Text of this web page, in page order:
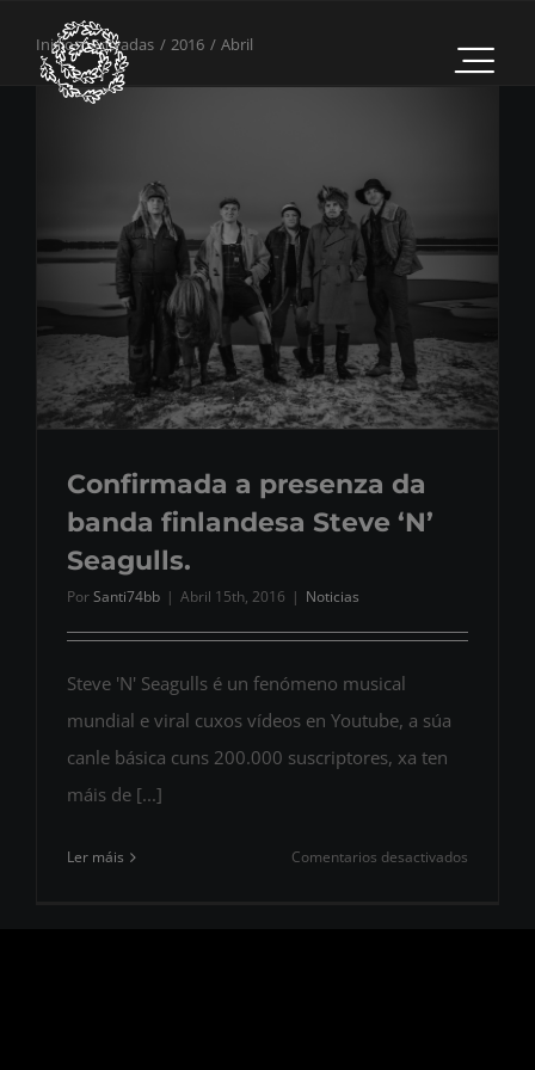
contenido
Inicio Entradas 2016 Abril
Confirmada a presenza da
banda finlandesa Steve ‘N’
Seagulls.
PorSanti74bb | Abril 15th, 2016 | Noticias
Steve 'N' Seagulls é un fenómeno musical
mundial e viral cuxos vídeos en Youtube, a súa
canle básica cuns 200.000 suscriptores, xa ten
máis de [...]
Ler máis Comentarios desactivados